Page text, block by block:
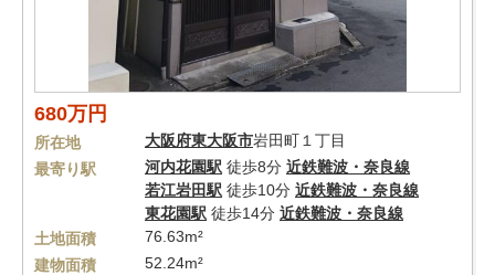
680万円
所在地 大阪府東大阪市岩田町１丁目
最寄り駅
河内花園駅 徒歩8分 近鉄難波・奈良線
若江岩田駅 徒歩10分 近鉄難波・奈良線
東花園駅 徒歩14分 近鉄難波・奈良線
土地面積
76.63m²
建物面積
52.24m²